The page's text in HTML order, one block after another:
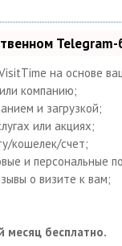
на основе
компанию;
и загрузкой;
или акциях;
кошелек/счет;
и персональные
о визите к вам;
месяц бесплатно.